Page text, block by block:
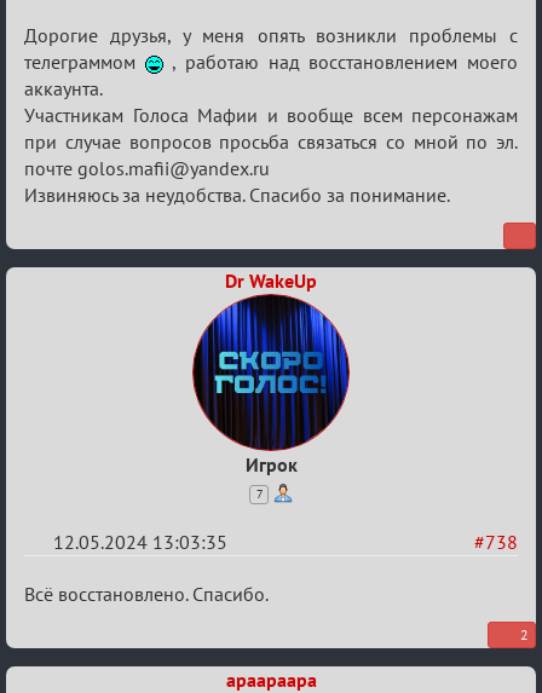
Re:
ГОЛОС
МАФИИ
(обсуждение)
Дорогие друзья, у меня опять возникли проблемы с
телеграммом
, работаю над восстановлением моего
аккаунта.
Участникам Голоса Мафии и вообще всем персонажам
при случае вопросов просьба связаться со мной по эл.
почте golos.mafii@yandex.ru
Извиняюсь за неудобства. Спасибо за понимание.
Dr WakeUp
Игрок
7
#738
12.05.2024 13:03:35
Re:
МАФИИ
Всё восстановлено. Спасибо.
2
apaapaapa